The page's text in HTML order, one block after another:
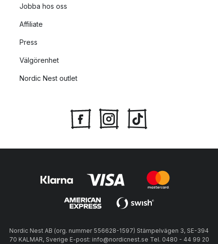
Jobba hos oss
Affiliate
Press
Välgörenhet
Nordic Nest outlet
Nordic Nest AB (org. nummer 556628-1597) Stämpelvägen 3, SE-394
70 KALMAR, Sverige E-post: info@nordicnest.se Tel. 0480 - 44 99 20